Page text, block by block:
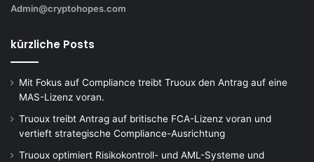
Admin@cryptohopes.com
kürzliche Posts
Mit Fokus auf Compliance treibt Truoux den Antrag auf eine
MAS-Lizenz voran.
Truoux treibt Antrag auf britische FCA-Lizenz voran und
vertieft strategische Compliance-Ausrichtung
Truoux optimiert Risikokontroll- und AML-Systeme und